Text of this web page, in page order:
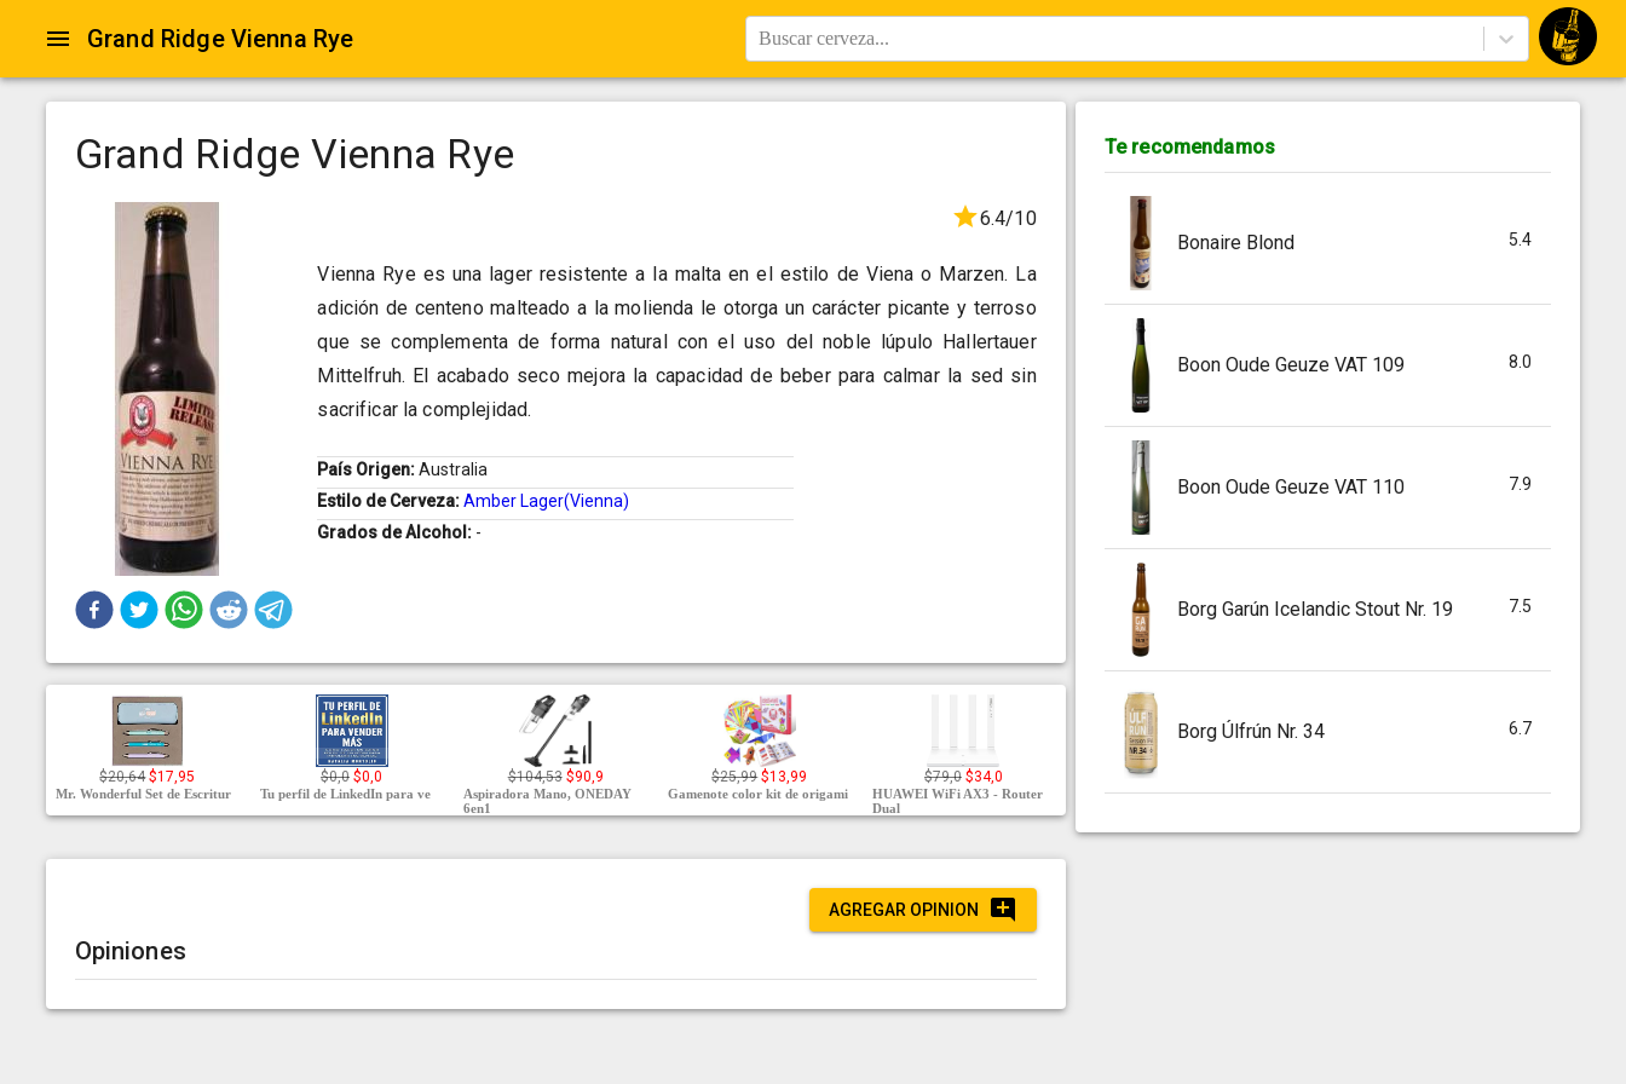
Grand Ridge Vienna Rye Buscar cerveza...
Grand Ridge Vienna Rye
6.4/10
Vienna Rye es una lager resistente a la malta en el estilo de Viena o Marzen. La
adición de centeno malteado a la molienda le otorga un carácter picante y terroso
que se complementa de forma natural con el uso del noble lúpulo Hallertauer
Mittelfruh. El acabado seco mejora la capacidad de beber para calmar la sed sin
sacrificar la complejidad.
País Origen:Australia
Estilo de Cerveza:Amber Lager(Vienna)
Grados de Alcohol: -
$20,64 $17,95
Mr. Wonderful Set de Escritur
$0,0 $0,0
Tu perfil de LinkedIn para ve
$104,53 $90,9
Aspiradora Mano, ONEDAY
6en1
$25,99 $13,99
Gamenote color kit de origami
$79,0 $34,0
HUAWEI WiFi AX3 - Router
Dual
AGREGAR OPINION
Opiniones
Te recomendamos
Bonaire Blond 5.4
Boon Oude Geuze VAT 109 8.0
Boon Oude Geuze VAT 110 7.9
Borg Garún Icelandic Stout Nr. 19 7.5
Borg Úlfrún Nr. 34 6.7